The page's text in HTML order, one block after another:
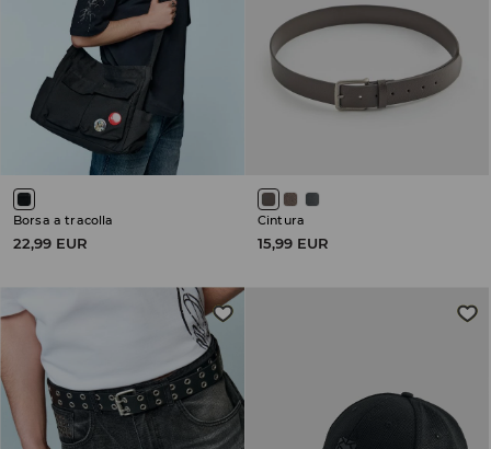
Borsa a tracolla
22,99 EUR
Cintura
15,99 EUR